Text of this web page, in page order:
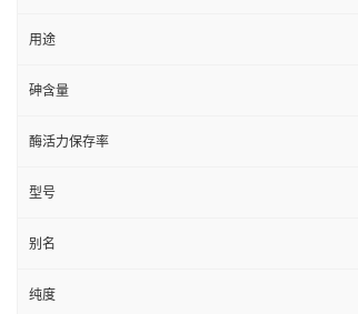
用途
砷含量
酶活力保存率
型号
别名
纯度